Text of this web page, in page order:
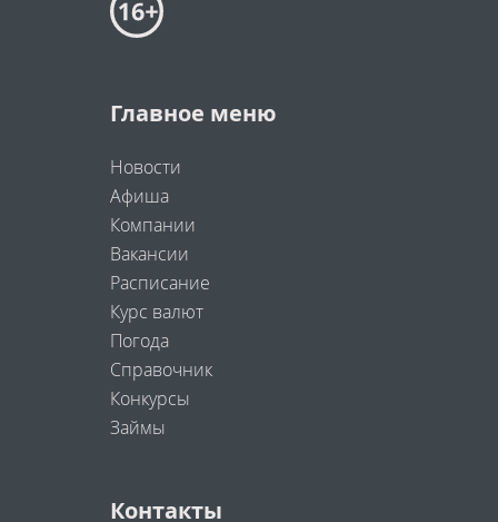
Главное меню
Новости
Афиша
Компании
Вакансии
Расписание
Курс валют
Погода
Справочник
Конкурсы
Займы
Контакты